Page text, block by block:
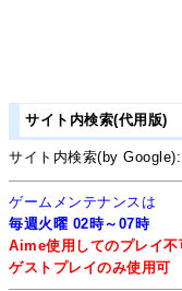
サイト内検索(代用版)
サイト内検索(by Google):
ゲームメンテナンスは
毎週火曜 02時～07時
Aime使用してのプレイ不
ゲストプレイのみ使用可